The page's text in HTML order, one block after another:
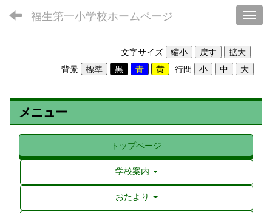
福生第一小学校ホームページ
文字サイズ
背景
行間
メニュー
トップページ
学校案内
おたより